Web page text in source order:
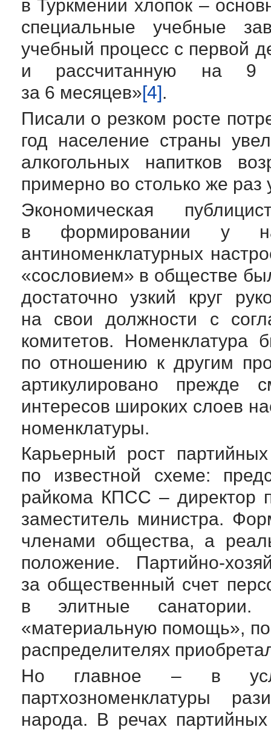
в Туркмении хлопок –
специальные учебные
учебный процесс с первой
и рассчитанную на 9
за 6 месяцев»[4].
Писали о резком росте
год население страны
алкогольных напитков
примерно во столько же раз
Экономическая
в формировании у
антиноменклатурных
«сословием» в обществе
достаточно узкий круг
на свои должности с
комитетов.
по отношению к другим
артикулировано прежде
интересов широких слоев
номенклатуры.
Карьерный рост
по известной схеме:
райкома КПСС – директор
заместитель министра.
членами общества, а
положение. Партийно-
за общественный счет
в элитные
«материальную помощь»,
распределителях
Но главное – в
партхозноменклатуры
народа. В речах